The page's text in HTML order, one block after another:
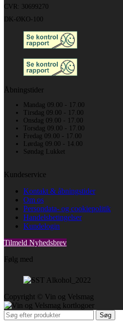
CVR: 30699270
DK-ØKO-100
Åbningstider
Mandag 09.00 - 17.00
Tirsdag 09.00 - 17.00
Onsdag 09.00 - 17.00
Torsdag 09.00 - 17.00
Fredag 09.00 - 17.00
Lørdag 09.00 - 14.00
Søndag Lukket
Kundeservice
Kontakt & åbningstider
Om os
Persondata- og cookiepolitik
Handelsbetingelser
Kundelogin
Tilmeld Nyhedsbrev
Følg med
Copyright © Vin og Velsmag
Søg